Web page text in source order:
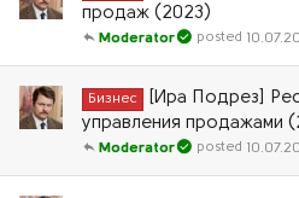
продаж (2023)
Moderator
Бизнес
[Ира Подрез]
управления продажами
Moderator